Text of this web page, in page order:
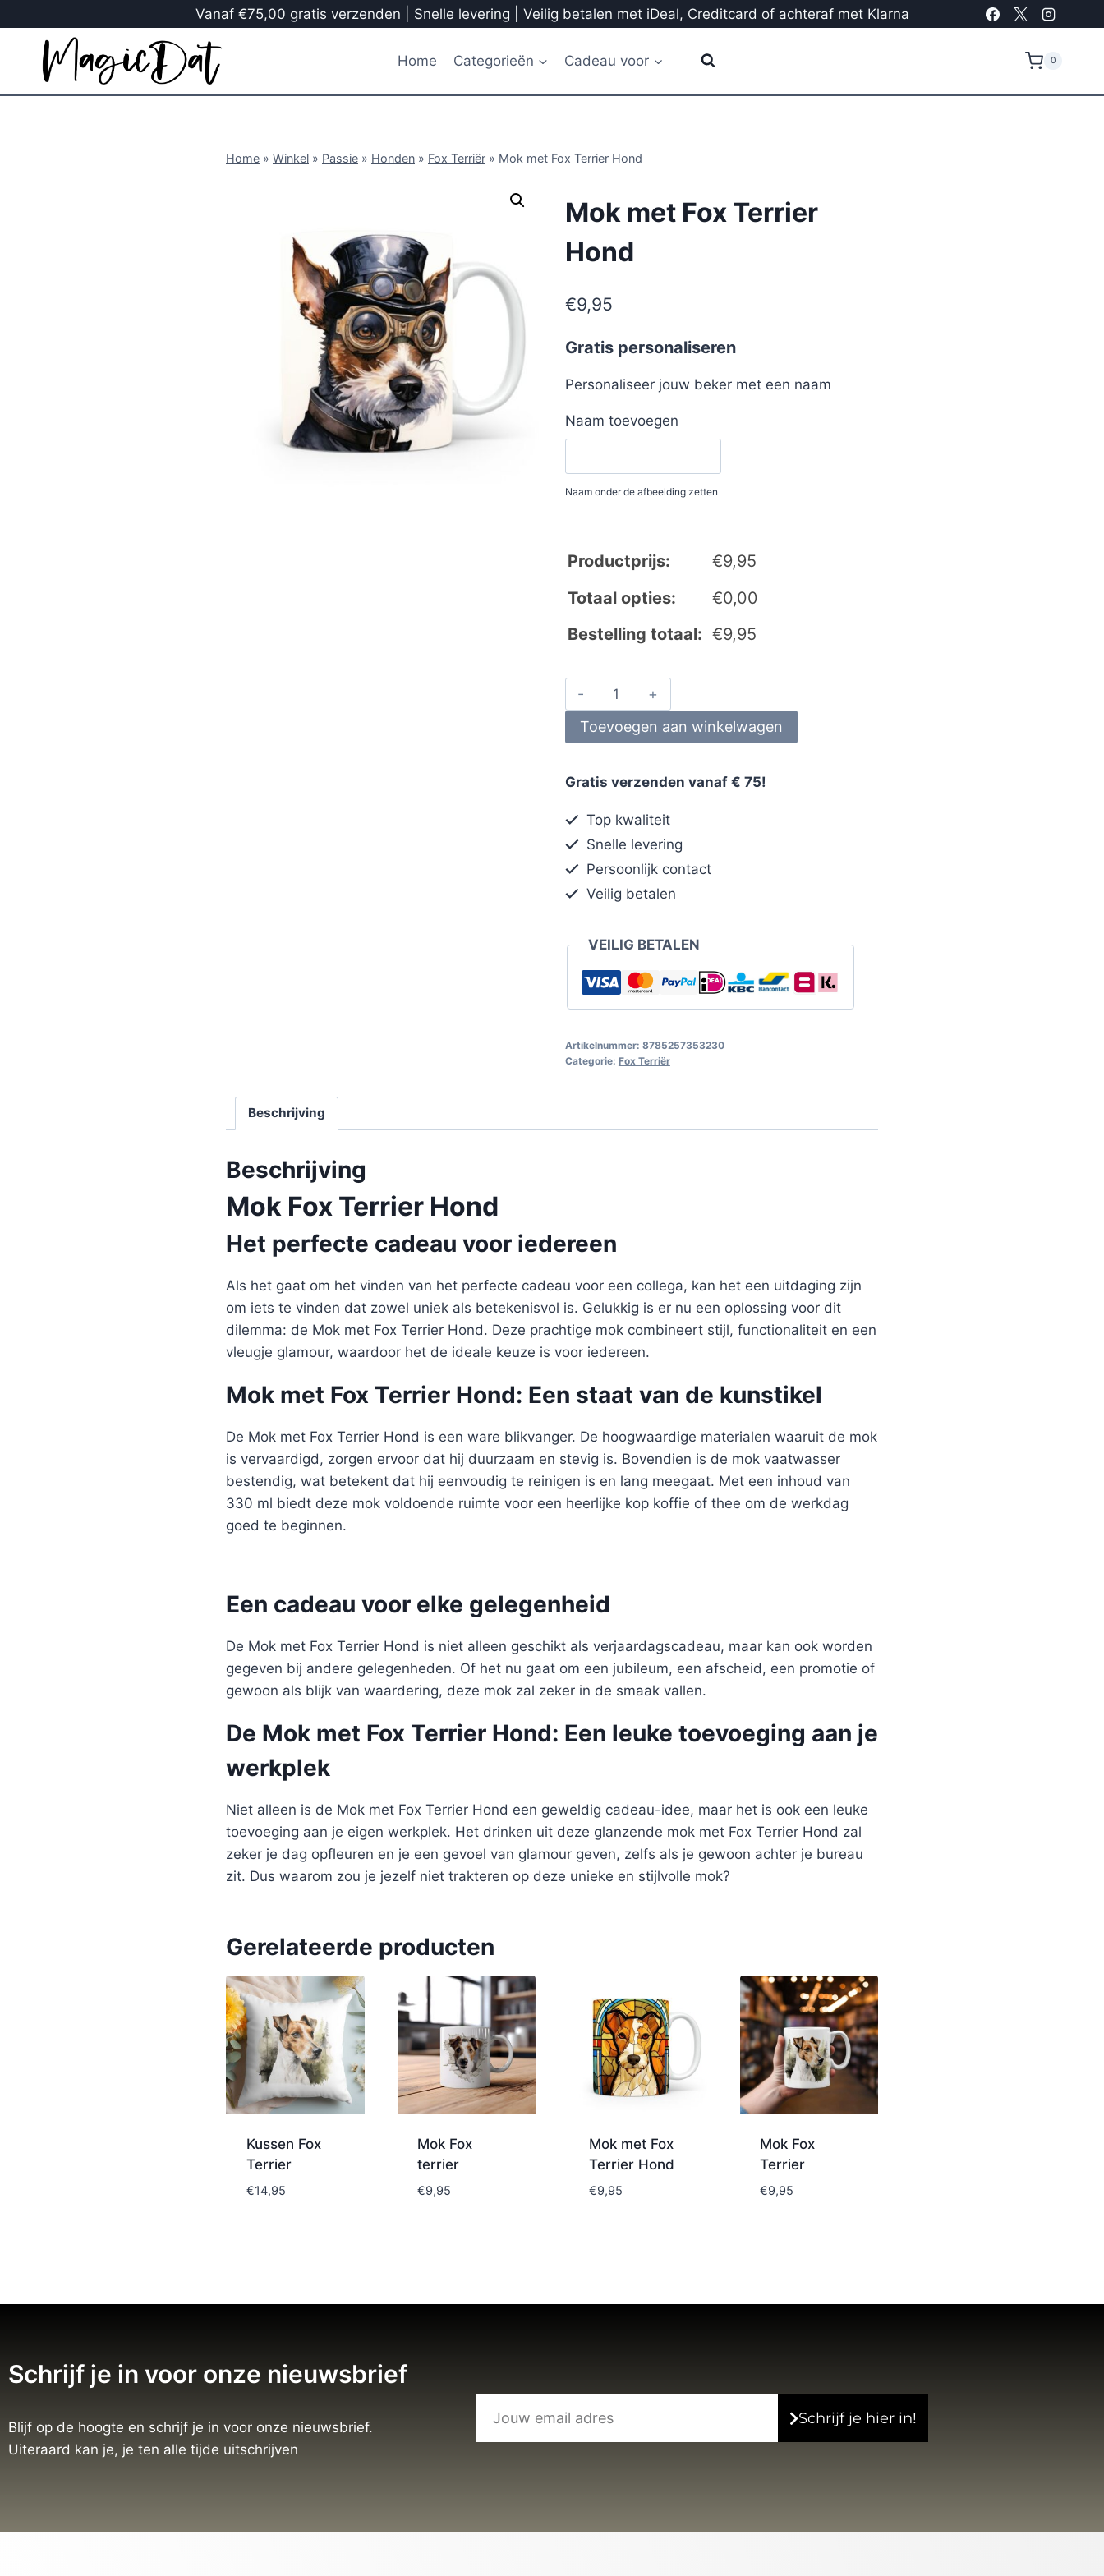
Vanaf €75,00 gratis verzenden | Snelle levering | Veilig betalen met iDeal, Creditcard of achteraf met Klarna
Home Categorieën Cadeau voor 0
Home » Winkel » Passie » Honden » Fox Terriër » Mok met Fox Terrier Hond
Mok met Fox Terrier
Hond
€9,95
Gratis personaliseren
Personaliseer jouw beker met een naam
Naam toevoegen
Naam onder de afbeelding zetten
Productprijs: €9,95
Totaal opties:
€0,00
Bestelling totaal: €9,95
Toevoegen aan winkelwagen
Gratis verzenden vanaf € 75!
Top kwaliteit
Snelle levering
Persoonlijk contact
Veilig betalen
VEILIG BETALEN
Artikelnummer: 8785257353230
Categorie: Fox Terriër
Beschrijving
Beschrijving
Mok Fox Terrier Hond
Het perfecte cadeau voor iedereen
Als het gaat om het vinden van het perfecte cadeau voor een collega, kan het een uitdaging zijn
om iets te vinden dat zowel uniek als betekenisvol is. Gelukkig is er nu een oplossing voor dit
dilemma: de Mok met Fox Terrier Hond. Deze prachtige mok combineert stijl, functionaliteit en een
vleugje glamour, waardoor het de ideale keuze is voor iedereen.
Mok met Fox Terrier Hond: Een staat van de kunstikel
De Mok met Fox Terrier Hond is een ware blikvanger. De hoogwaardige materialen waaruit de mok
is vervaardigd, zorgen ervoor dat hij duurzaam en stevig is. Bovendien is de mok vaatwasser
bestendig, wat betekent dat hij eenvoudig te reinigen is en lang meegaat. Met een inhoud van
330 ml biedt deze mok voldoende ruimte voor een heerlijke kop koffie of thee om de werkdag
goed te beginnen.
Een cadeau voor elke gelegenheid
De Mok met Fox Terrier Hond is niet alleen geschikt als verjaardagscadeau, maar kan ook worden
gegeven bij andere gelegenheden. Of het nu gaat om een jubileum, een afscheid, een promotie of
gewoon als blijk van waardering, deze mok zal zeker in de smaak vallen.
De Mok met Fox Terrier Hond: Een leuke toevoeging aan je
werkplek
Niet alleen is de Mok met Fox Terrier Hond een geweldig cadeau-idee, maar het is ook een leuke
toevoeging aan je eigen werkplek. Het drinken uit deze glanzende mok met Fox Terrier Hond zal
zeker je dag opfleuren en je een gevoel van glamour geven, zelfs als je gewoon achter je bureau
zit. Dus waarom zou je jezelf niet trakteren op deze unieke en stijlvolle mok?
Gerelateerde producten
Kussen Fox
Terrier
€14,95
Mok Fox
terrier
€9,95
Mok met Fox
Terrier Hond
€9,95
Mok Fox
Terrier
€9,95
Schrijf je in voor onze nieuwsbrief
Blijf op de hoogte en schrijf je in voor onze nieuwsbrief.
Uiteraard kan je, je ten alle tijde uitschrijven
Schrijf je hier in!